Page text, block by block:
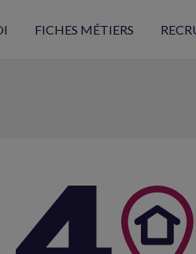
FICHES MÉTIERS